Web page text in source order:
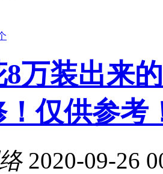
8万装出来
仅供参考
2020-09-26